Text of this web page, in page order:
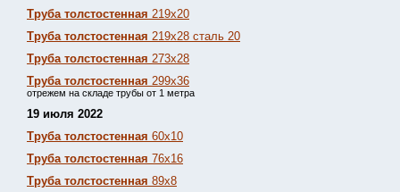
Труба толстостенная 219х20
Труба толстостенная 219х28 сталь 20
Труба толстостенная 273х28
Труба толстостенная 299х36
отрежем на складе трубы от 1 метра
19 июля 2022
Труба толстостенная 60х10
Труба толстостенная 76х16
Труба толстостенная 89х8